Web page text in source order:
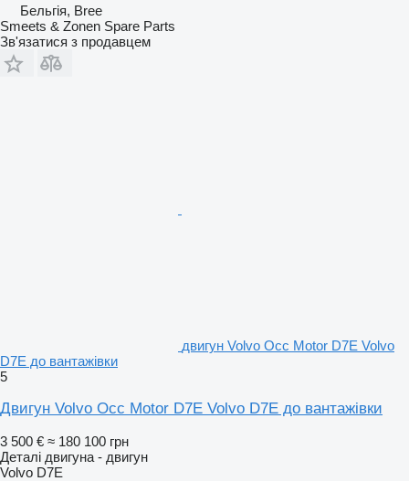
Бельгія, Bree
Smeets & Zonen Spare Parts
Зв'язатися з продавцем
двигун Volvo Occ Motor D7E Volvo
D7E до вантажівки
5
Двигун Volvo Occ Motor D7E Volvo D7E до вантажівки
3 500 € ≈ 180 100 грн
Деталі двигуна - двигун
Volvo D7E